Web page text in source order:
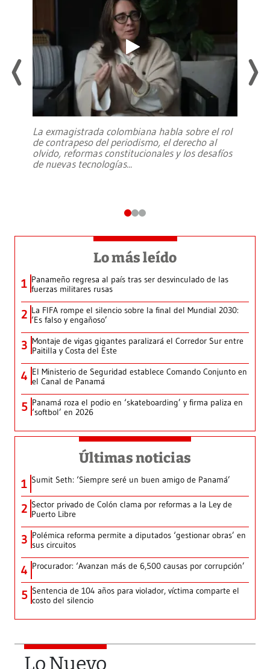
La exmagistrada colombiana habla sobre el rol
de contrapeso del periodismo, el derecho al
olvido, reformas constitucionales y los desafíos
de nuevas tecnologías...
Lo más leído
1 Panameño regresa al país tras ser desvinculado de las
fuerzas militares rusas
2 La FIFA rompe el silencio sobre la final del Mundial 2030:
‘Es falso y engañoso’
3 Montaje de vigas gigantes paralizará el Corredor Sur entre
Paitilla y Costa del Este
4 El Ministerio de Seguridad establece Comando Conjunto en
el Canal de Panamá
5 Panamá roza el podio en ‘skateboarding’ y firma paliza en
‘softbol’ en 2026
Últimas noticias
1 Sumit Seth: ‘Siempre seré un buen amigo de Panamá’
2 Sector privado de Colón clama por reformas a la Ley de
Puerto Libre
3 Polémica reforma permite a diputados ‘gestionar obras’ en
sus circuitos
4 Procurador: ‘Avanzan más de 6,500 causas por corrupción’
5 Sentencia de 104 años para violador, víctima comparte el
costo del silencio
Lo Nuevo